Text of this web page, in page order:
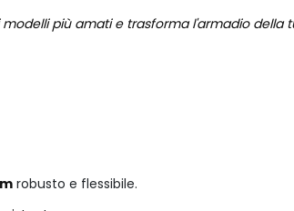
più amati e trasforma l'armadio
robusto e flessibile.